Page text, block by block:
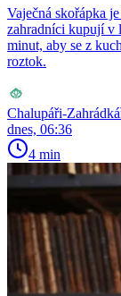
Vaječná skořápka
zahradníci kupují v
minut, aby se z
roztok.
Chalupáři-
dnes, 06:36
4 min